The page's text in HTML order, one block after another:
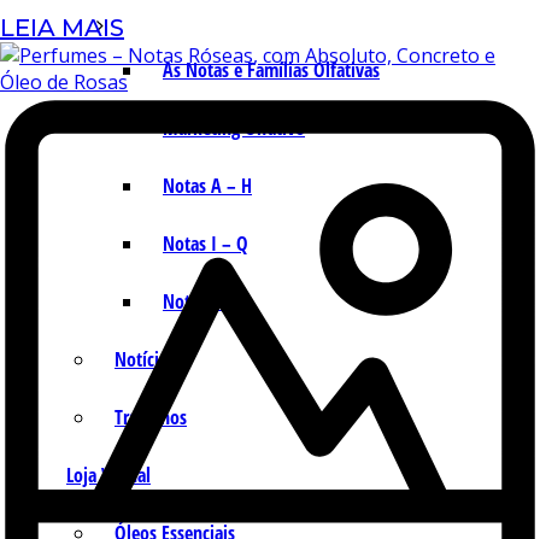
As Notas e Famílias Olfativas
Marketing Olfativo
Notas A – H
Notas I – Q
Notas R – Z
Notícias
Trabalhos
Loja Virtual
Óleos Essenciais
LEIA MAIS